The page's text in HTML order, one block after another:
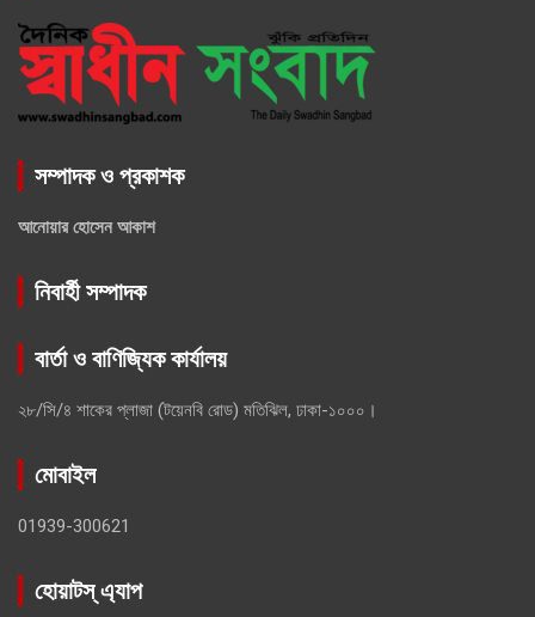
সম্পাদক ও প্রকাশক
আনোয়ার হোসেন আকাশ
নিবার্হী সম্পাদক
বার্তা ও বাণিজ্যিক কার্যালয়
২৮/সি/৪ শাকের প্লাজা (টয়েনবি রোড) মতিঝিল, ঢাকা-১০০০।
মোবাইল
01939-300621
হোয়াটস্ এ্যাপ